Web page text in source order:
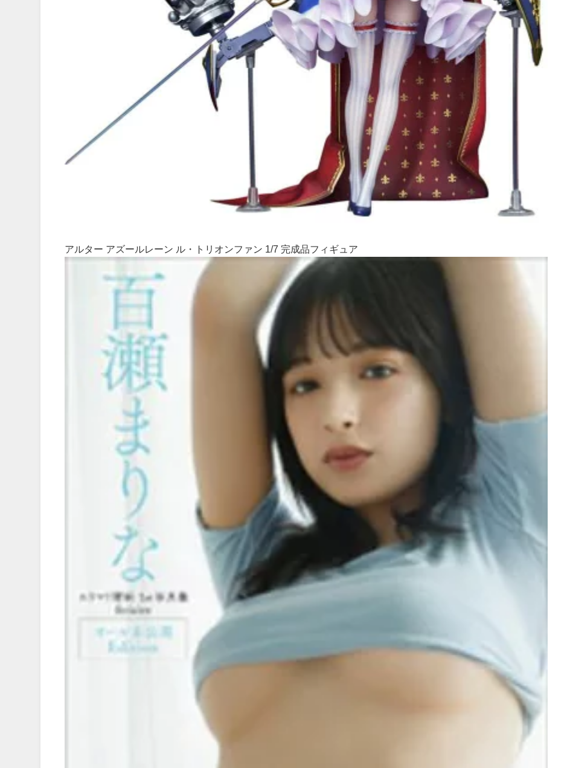
アルター アズールレーン ル・トリオンファン 1/7 完成品フィギュア